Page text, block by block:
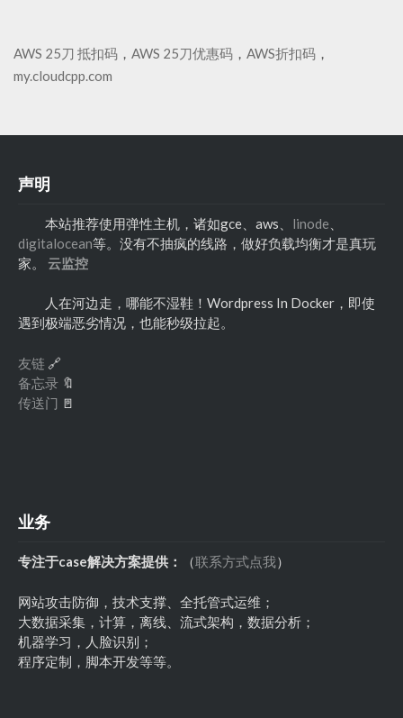
AWS 25刀 抵扣码 ， AWS 25刀优惠码 ， AWS折扣码 ，
my.cloudcpp.com
声明
本站推荐使用弹性主机，诸如gce、aws、 linode
digitalocean等。没有不抽疯的线路，做好负载均衡才是真玩
家。 云监控
人在河边走，哪能不湿鞋！Wordpress In Docker，即使
遇到极端恶劣情况，也能秒级拉起。
友链 🔗
备忘录 🔖
传送门 🚪
业务
专注于case解决方案提供： （联系方式点我）
网站攻击防御，技术支撑、全托管式运维；
大数据采集，计算，离线、流式架构，数据分析；
机器学习，人脸识别；
程序定制，脚本开发等等。